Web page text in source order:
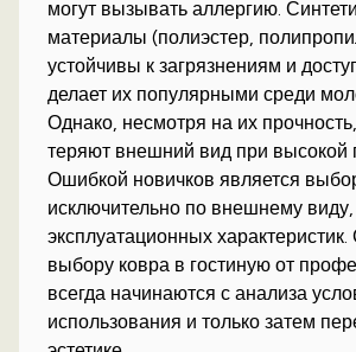
могут вызывать аллергию.
материалы (полиэстер,
устойчивы к загрязнениям и
делает их популярными среди
Однако, несмотря на их
теряют внешний вид при высокой
Ошибкой новичков является
исключительно по внешнему виду,
эксплуатационных
выбору ковра в гостиную от
всегда начинаются с анализа
использования и только затем